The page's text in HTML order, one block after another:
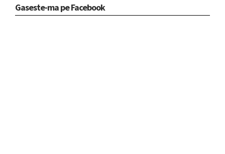
Gaseste-ma pe Facebook